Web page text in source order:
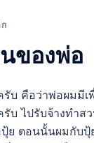
ของพ่อ
รับ คือว่าพ่อผม
บ ไปรับจ้างทำ
ตอนนั้นผมกับปุ้